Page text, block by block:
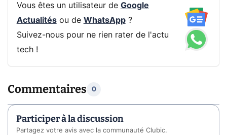
Vous êtes un utilisateur de Google
Actualitésou de WhatsApp?
Suivez-nous pour ne rien rater de l'actu
tech !
Commentaires 0
Participer à la discussion
Partagez votre avis avec la communauté Clubic.